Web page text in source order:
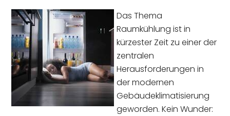
Das Thema
Raumkühlung ist in
kürzester Zeit zu einer der
zentralen
Herausforderungen in
der modernen
Gebäudeklimatisierung
geworden. Kein Wunder: